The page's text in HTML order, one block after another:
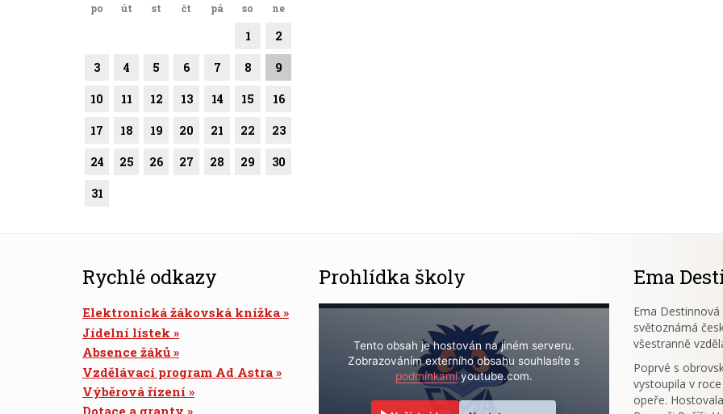
po út st čt pá so ne
1 2
3 4 5 6 7 8 9
10 11 12 13 14 15 16
17 18 19 20 21 22 23
24 25 26 27 28 29 30
31
Rychlé odkazy
Elektronická žákovská knížka
Jídelní lístek
Absence žáků
Vzdělávací program Ad Astra
Výběrová řízení
Prohlídka školy
Tento obsah je hostován na jiném serveru.
Zobrazováním externího obsahu souhlasíte s
podmínkamiyoutube.com.
Ema
Ema
světoznámá
všestranně
Poprvé s
vystoupila v
opeře.